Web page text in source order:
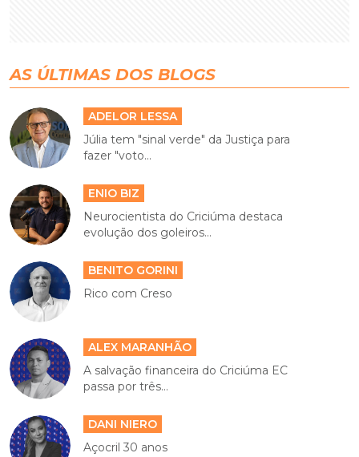
AS ÚLTIMAS DOS BLOGS
ADELOR LESSA
Júlia tem "sinal verde" da Justiça para
fazer "voto...
ENIO BIZ
Neurocientista do Criciúma destaca
evolução dos goleiros...
BENITO GORINI
Rico com Creso
ALEX MARANHÃO
A salvação financeira do Criciúma EC
passa por três...
DANI NIERO
Açocril 30 anos